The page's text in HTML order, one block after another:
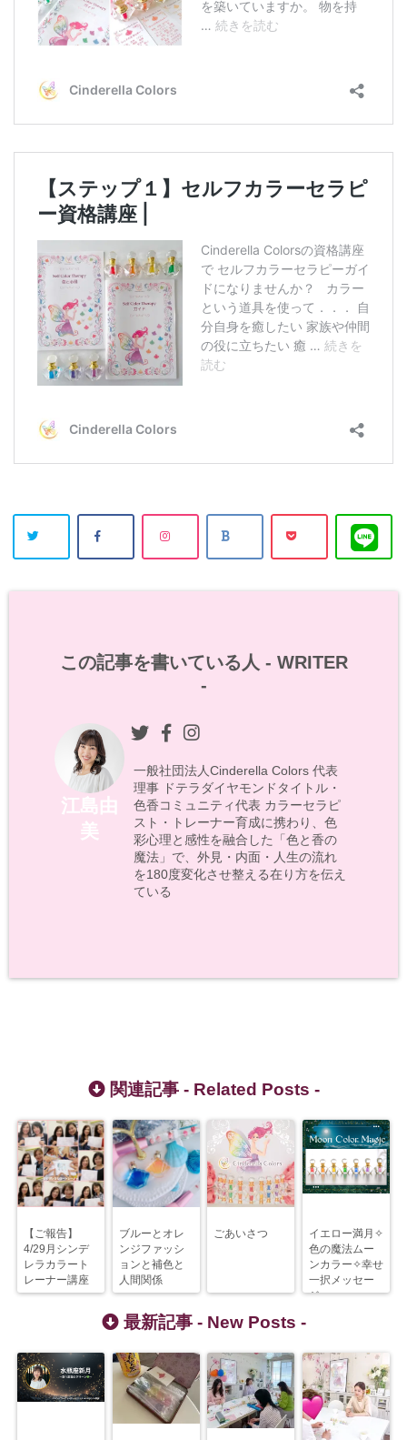
この記事を書いている人 - WRITER
-
江島由
美
一般社団法人Cinderella Colors 代表
理事 ドテラダイヤモンドタイトル・
色香コミュニティ代表 カラーセラピ
スト・トレーナー育成に携わり、色
彩心理と感性を融合した「色と香の
魔法」で、外見・内面・人生の流れ
を180度変化させ整える在り方を伝え
ている
関連記事 - Related Posts -
【ご報告】
4/29月シンデ
レラカラート
レーナー講座
ブルーとオレ
ンジファッシ
ョンと補色と
人間関係
ごあいさつ
イエロー満月✧
色の魔法ムー
ンカラー✧幸せ
一択メッセー
ジ
最新記事 - New Posts -